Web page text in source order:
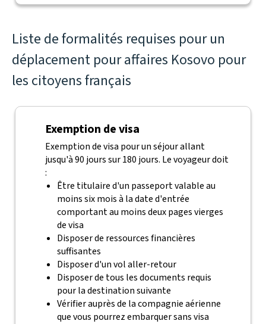
Liste de formalités requises pour un
déplacement pour affaires Kosovo pour
les citoyens français
Exemption de visa
Exemption de visa pour un séjour allant
jusqu'à 90 jours sur 180 jours. Le voyageur doit
:
Être titulaire d'un passeport valable au
moins six mois à la date d'entrée
comportant au moins deux pages vierges
de visa
Disposer de ressources financières
suffisantes
Disposer d'un vol aller-retour
Disposer de tous les documents requis
pour la destination suivante
Vérifier auprès de la compagnie aérienne
que vous pourrez embarquer sans visa